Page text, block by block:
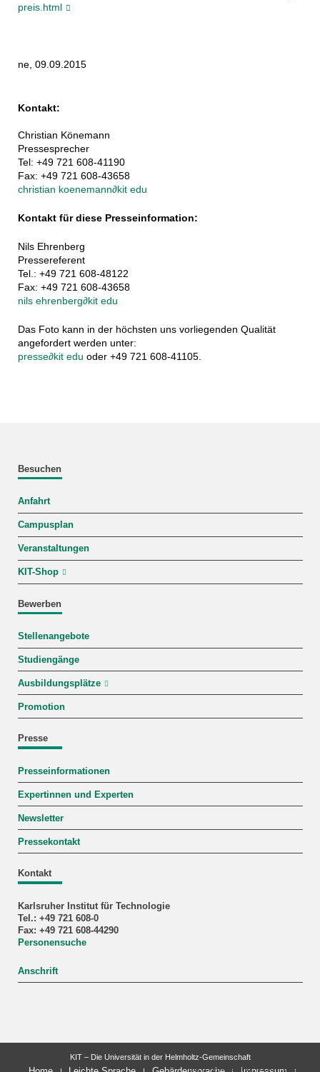
preis.html
ne, 09.09.2015
Kontakt:
Christian Könemann
Pressesprecher
Tel: +49 721 608-41190
Fax: +49 721 608-43658
christian koenemann∂kit edu
Kontakt für diese Presseinformation:
Nils Ehrenberg
Pressereferent
Tel.: +49 721 608-48122
Fax: +49 721 608-43658
nils ehrenberg∂kit edu
Das Foto kann in der höchsten uns vorliegenden Qualität
angefordert werden unter:
presse∂kit edu oder +49 721 608-41105.
Besuchen
Anfahrt
Campusplan
Veranstaltungen
KIT-Shop
Bewerben
Stellenangebote
Studiengänge
Ausbildungsplätze
Promotion
Presse
Presseinformationen
Expertinnen und Experten
Newsletter
Pressekontakt
Kontakt
Karlsruher Institut für Technologie
Tel.: +49 721 608-0
Fax: +49 721 608-44290
Personensuche
Anschrift
letzte Änderung: 22.07.2026
KIT – Die Universität in der Helmholtz-Gemeinschaft